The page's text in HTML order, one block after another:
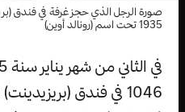
صورة الرجل الذي حجز غرفة في فندق
1935 تحت اسم (رونالد أوين)